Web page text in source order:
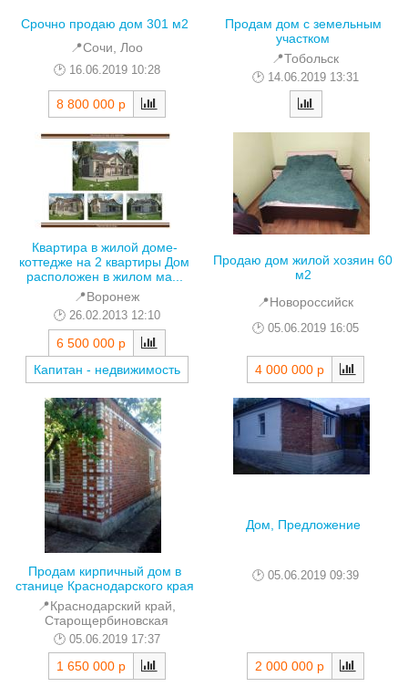
Срочно продаю дом 301 м2
📍Сочи, Лоо
16.06.2019 10:28
8 800 000 р
Продам дом с земельным
участком
📍Тобольск
14.06.2019 13:31
Квартира в жилой доме-
коттедже на 2 квартиры Дом
расположен в жилом ма...
📍Воронеж
26.02.2013 12:10
6 500 000 р
Капитан - недвижимость
Продаю дом жилой хозяин 60
м2
📍Новороссийск
05.06.2019 16:05
4 000 000 р
Продам кирпичный дом в
станице Краснодарского края
📍Краснодарский край,
Старощербиновская
05.06.2019 17:37
1 650 000 р
Дом, Предложение
05.06.2019 09:39
2 000 000 р